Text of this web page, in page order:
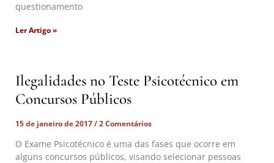
questionamento
Ler Artigo »
Ilegalidades no Teste Psicotécnico em
Concursos Públicos
15 de janeiro de 2017 2 Comentários
O Exame Psicotécnico é uma das fases que ocorre em
alguns concursos públicos, visando selecionar pessoas